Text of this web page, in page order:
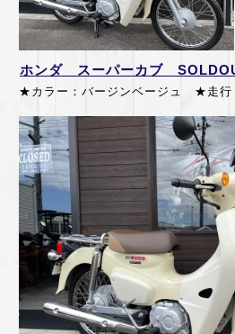
ホンダ スーパーカブ
★カラー：バージンベージュ ★走行